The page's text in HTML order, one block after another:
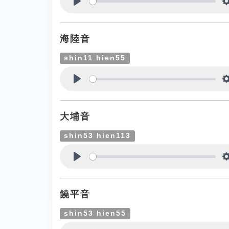
海陸音
shin11 hien55
大埔音
shin53 hien113
饒平音
shin53 hien55